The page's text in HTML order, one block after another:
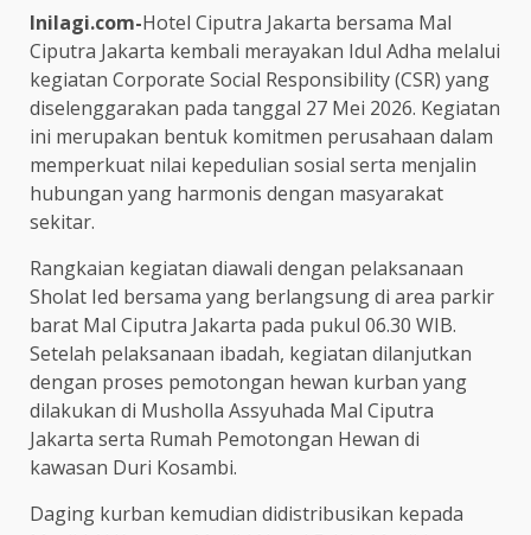
Inilagi.com-Hotel Ciputra Jakarta bersama Mal
Ciputra Jakarta kembali merayakan Idul Adha melalui
kegiatan Corporate Social Responsibility (CSR) yang
diselenggarakan pada tanggal 27 Mei 2026. Kegiatan
ini merupakan bentuk komitmen perusahaan dalam
memperkuat nilai kepedulian sosial serta menjalin
hubungan yang harmonis dengan masyarakat
sekitar.
Rangkaian kegiatan diawali dengan pelaksanaan
Sholat Ied bersama yang berlangsung di area parkir
barat Mal Ciputra Jakarta pada pukul 06.30 WIB.
Setelah pelaksanaan ibadah, kegiatan dilanjutkan
dengan proses pemotongan hewan kurban yang
dilakukan di Musholla Assyuhada Mal Ciputra
Jakarta serta Rumah Pemotongan Hewan di
kawasan Duri Kosambi.
Daging kurban kemudian didistribusikan kepada